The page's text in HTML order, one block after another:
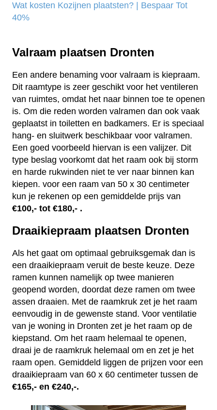
Wat kosten Kozijnen plaatsten? | Bespaar Tot
40%‎
Valraam plaatsen Dronten
Een andere benaming voor valraam is kiepraam.
Dit raamtype is zeer geschikt voor het ventileren
van ruimtes, omdat het naar binnen toe te openen
is. Om die reden worden valramen dan ook vaak
geplaatst in toiletten en badkamers. Er is speciaal
hang- en sluitwerk beschikbaar voor valramen.
Een goed voorbeeld hiervan is een valijzer. Dit
type beslag voorkomt dat het raam ook bij storm
en harde rukwinden niet te ver naar binnen kan
kiepen. voor een raam van 50 x 30 centimeter
kun je rekenen op een gemiddelde prijs van
€100,- tot €180,- .
Draaikiepraam plaatsen Dronten
Als het gaat om optimaal gebruiksgemak dan is
een draaikiepraam veruit de beste keuze. Deze
ramen kunnen namelijk op twee manieren
geopend worden, doordat deze ramen om twee
assen draaien. Met de raamkruk zet je het raam
eenvoudig in de gewenste stand. Voor ventilatie
van je woning in Dronten zet je het raam op de
kiepstand. Om het raam helemaal te openen,
draai je de raamkruk helemaal om en zet je het
raam open. Gemiddeld liggen de prijzen voor een
draaikiepraam van 60 x 60 centimeter tussen de
€165,- en €240,-.